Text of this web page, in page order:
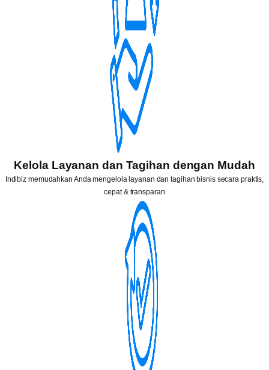
Kelola Layanan dan Tagihan dengan Mudah
Indibiz memudahkan Anda mengelola layanan dan tagihan bisnis secara praktis,
cepat & transparan